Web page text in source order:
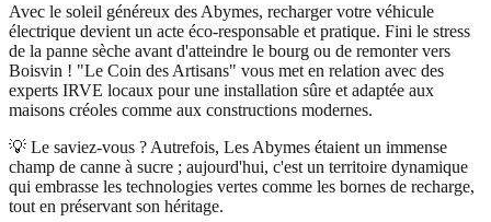
Avec le soleil généreux des Abymes, recharger votre véhicule
électrique devient un acte éco-responsable et pratique. Fini le stress
de la panne sèche avant d'atteindre le bourg ou de remonter vers
Boisvin ! "Le Coin des Artisans" vous met en relation avec des
experts IRVE locaux pour une installation sûre et adaptée aux
maisons créoles comme aux constructions modernes.
💡 Le saviez-vous ? Autrefois, Les Abymes étaient un immense
champ de canne à sucre ; aujourd'hui, c'est un territoire dynamique
qui embrasse les technologies vertes comme les bornes de recharge,
tout en préservant son héritage.